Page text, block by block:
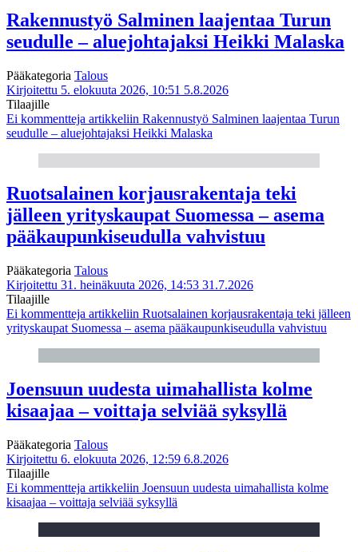
Rakennustyö Salminen laajentaa Turun
seudulle – aluejohtajaksi Heikki Malaska
Pääkategoria Talous
Kirjoitettu 5. elokuuta 2026, 10:51 5.8.2026
Tilaajille
Ei kommentteja artikkeliin Rakennustyö Salminen laajentaa Turun
seudulle – aluejohtajaksi Heikki Malaska
Ruotsalainen korjausrakentaja teki
jälleen yrityskaupat Suomessa – asema
pääkaupunkiseudulla vahvistuu
Pääkategoria Talous
Kirjoitettu 31. heinäkuuta 2026, 14:53 31.7.2026
Tilaajille
Ei kommentteja artikkeliin Ruotsalainen korjausrakentaja teki jälleen
yrityskaupat Suomessa – asema pääkaupunkiseudulla vahvistuu
Joensuun uudesta uimahallista kolme
kisaajaa – voittaja selviää syksyllä
Pääkategoria Talous
Kirjoitettu 6. elokuuta 2026, 12:59 6.8.2026
Tilaajille
Ei kommentteja artikkeliin Joensuun uudesta uimahallista kolme
kisaajaa – voittaja selviää syksyllä